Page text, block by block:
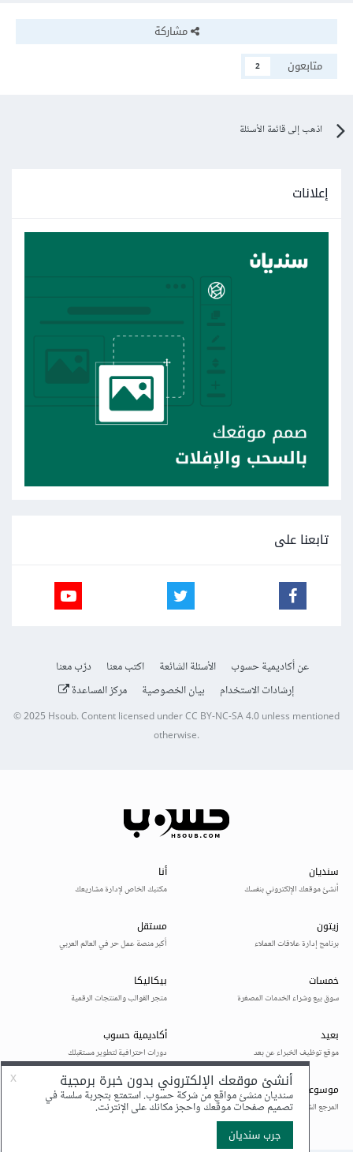
مشاركة
متابعون
2
اذهب إلى قائمة الأسئلة
إعلانات
تابعنا على
عن أكاديمية حسوب الأسئلة الشائعة اكتب معنا
درّب معنا
إرشادات الاستخدام
بيان الخصوصية مركز المساعدة
© 2025Hsoub.Content licensed underCC BY-NC-SA 4.0unless mentioned
otherwise.